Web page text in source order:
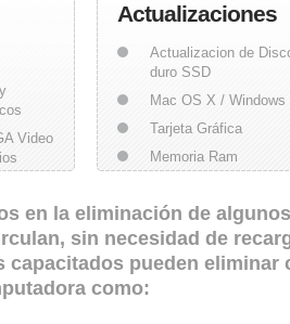
Video
Actualizaciones
Actualizacion de
duro SSD
Mac OS X / Windows
Tarjeta Gráfica
Memoria Ram
en la eliminación de
sin necesidad de
capacitados pueden eliminar
como: